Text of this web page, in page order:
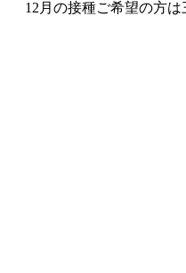
12月の接種ご希望の方は